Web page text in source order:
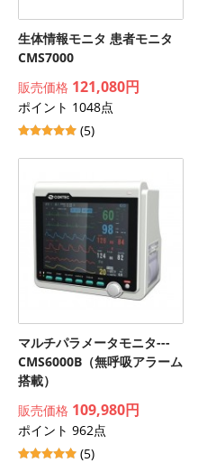
生体情報モニタ 患者モニタ
CMS7000
販売価格 121,080円
ポイント 1048点
(5)
マルチパラメータモニタ---
CMS6000B（無呼吸アラーム
搭載）
販売価格 109,980円
ポイント 962点
(5)